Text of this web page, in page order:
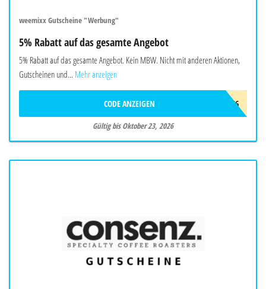
weemixx Gutscheine "Werbung"
5% Rabatt auf das gesamte Angebot
5% Rabatt auf das gesamte Angebot. Kein MBW. Nicht mit anderen Aktionen,
Gutscheinen und... Mehr anzeigen
ADC9966
CODE ANZEIGEN
Gültig bis Oktober 23, 2026